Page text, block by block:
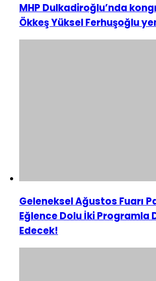
MHP Dulkadiroğlu’nda
Ökkeş Yüksel Ferhuşoğlu
Geleneksel Ağustos Fuarı
Eğlence Dolu İki Programla
Edecek!